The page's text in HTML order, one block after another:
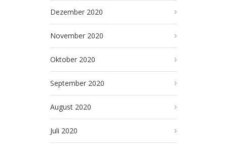
Dezember 2020
November 2020
Oktober 2020
September 2020
August 2020
Juli 2020